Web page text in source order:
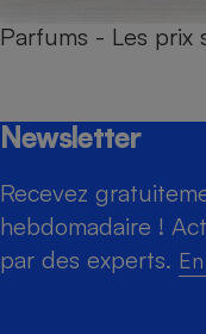
Parfums - Les prix
Newsletter
Recevez
hebdomadaire !
par des experts.